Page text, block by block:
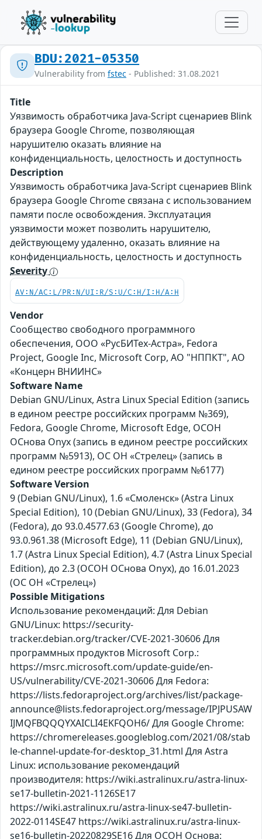
BDU:2021-05350
Vulnerability from fstec - Published: 31.08.2021
Title
Уязвимость обработчика Java-Script сценариев Blink
браузера Google Chrome, позволяющая
нарушителю оказать влияние на
конфиденциальность, целостность и доступность
Description
Уязвимость обработчика Java-Script сценариев Blink
браузера Google Chrome связана с использованием
памяти после освобождения. Эксплуатация
уязвимости может позволить нарушителю,
действующему удаленно, оказать влияние на
конфиденциальность, целостность и доступность
Severity
AV:N/AC:L/PR:N/UI:R/S:U/C:H/I:H/A:H
Vendor
Сообщество свободного программного
обеспечения, ООО «РусБИТех-Астра», Fedora
Project, Google Inc, Microsoft Corp, АО "НППКТ", АО
«Концерн ВНИИНС»
Software Name
Debian GNU/Linux, Astra Linux Special Edition (запись
в едином реестре российских программ №369),
Fedora, Google Chrome, Microsoft Edge, ОСОН
ОСнова Оnyx (запись в едином реестре российских
программ №5913), ОС ОН «Стрелец» (запись в
едином реестре российских программ №6177)
Software Version
9 (Debian GNU/Linux), 1.6 «Смоленск» (Astra Linux
Special Edition), 10 (Debian GNU/Linux), 33 (Fedora), 34
(Fedora), до 93.0.4577.63 (Google Chrome), до
93.0.961.38 (Microsoft Edge), 11 (Debian GNU/Linux),
1.7 (Astra Linux Special Edition), 4.7 (Astra Linux Special
Edition), до 2.3 (ОСОН ОСнова Оnyx), до 16.01.2023
(ОС ОН «Стрелец»)
Possible Mitigations
Использование рекомендаций: Для Debian
GNU/Linux: https://security-
tracker.debian.org/tracker/CVE-2021-30606 Для
программных продуктов Microsoft Corp.:
https://msrc.microsoft.com/update-guide/en-
US/vulnerability/CVE-2021-30606 Для Fedora:
https://lists.fedoraproject.org/archives/list/package-
announce@lists.fedoraproject.org/message/IPJPUSAW
IJMQFBQQQYXAICLI4EKFQOH6/ Для Google Chrome:
https://chromereleases.googleblog.com/2021/08/stab
le-channel-update-for-desktop_31.html Для Astra
Linux: использование рекомендаций
производителя: https://wiki.astralinux.ru/astra-linux-
se17-bulletin-2021-1126SE17
https://wiki.astralinux.ru/astra-linux-se47-bulletin-
2022-0114SE47 https://wiki.astralinux.ru/astra-linux-
se16-bulletin-20220829SE16 Для ОСОН Основа: